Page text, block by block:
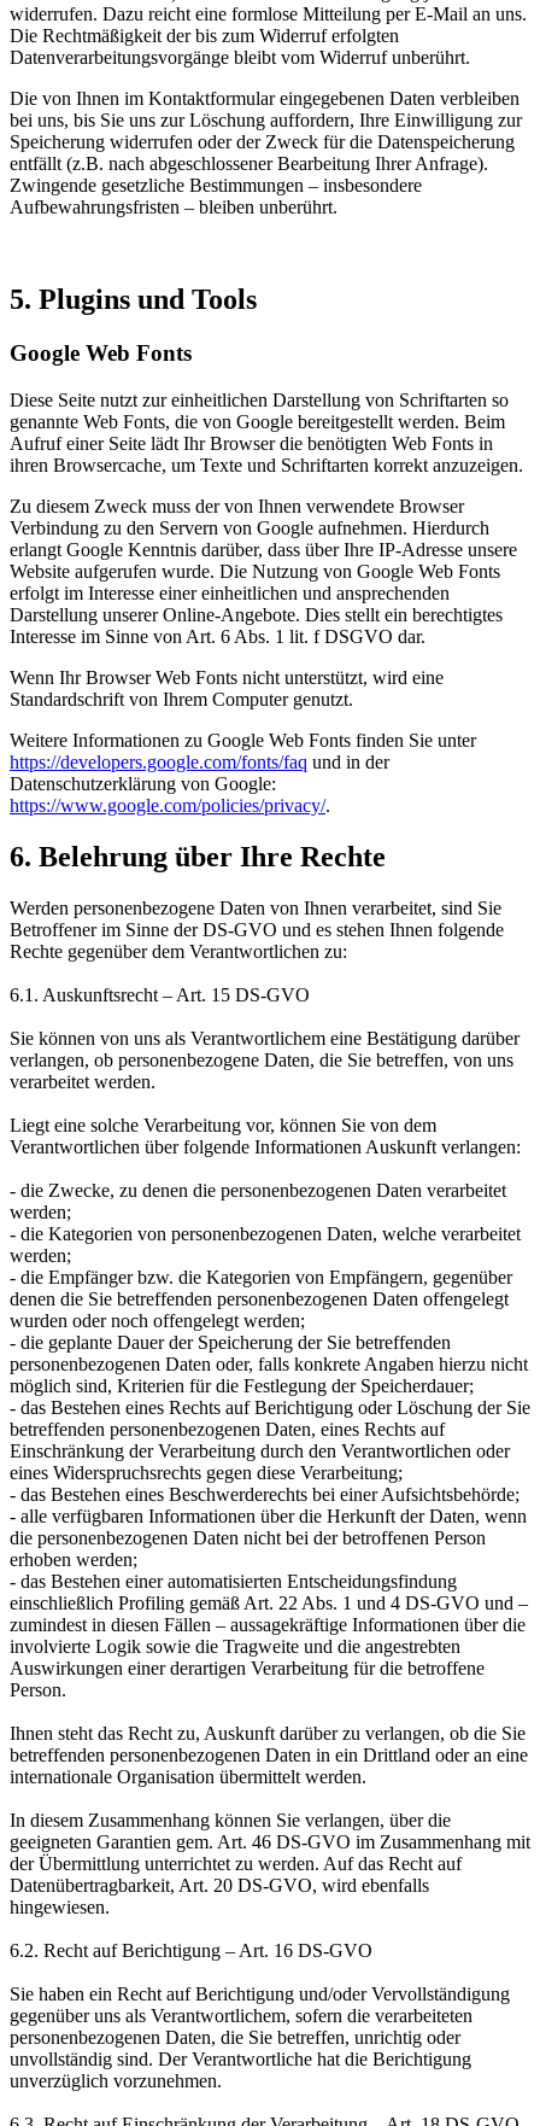
widerrufen. Dazu reicht eine formlose Mitteilung per E-Mail an uns.
Die Rechtmäßigkeit der bis zum Widerruf erfolgten
Datenverarbeitungsvorgänge bleibt vom Widerruf unberührt.
Die von Ihnen im Kontaktformular eingegebenen Daten verbleiben
bei uns, bis Sie uns zur Löschung auffordern, Ihre Einwilligung zur
Speicherung widerrufen oder der Zweck für die Datenspeicherung
entfällt (z.B. nach abgeschlossener Bearbeitung Ihrer Anfrage).
Zwingende gesetzliche Bestimmungen – insbesondere
Aufbewahrungsfristen – bleiben unberührt.
5. Plugins und Tools
Google Web Fonts
Diese Seite nutzt zur einheitlichen Darstellung von Schriftarten so
genannte Web Fonts, die von Google bereitgestellt werden. Beim
Aufruf einer Seite lädt Ihr Browser die benötigten Web Fonts in
ihren Browsercache, um Texte und Schriftarten korrekt anzuzeigen.
Zu diesem Zweck muss der von Ihnen verwendete Browser
Verbindung zu den Servern von Google aufnehmen. Hierdurch
erlangt Google Kenntnis darüber, dass über Ihre IP-Adresse unsere
Website aufgerufen wurde. Die Nutzung von Google Web Fonts
erfolgt im Interesse einer einheitlichen und ansprechenden
Darstellung unserer Online-Angebote. Dies stellt ein berechtigtes
Interesse im Sinne von Art. 6 Abs. 1 lit. f DSGVO dar.
Wenn Ihr Browser Web Fonts nicht unterstützt, wird eine
Standardschrift von Ihrem Computer genutzt.
Weitere Informationen zu Google Web Fonts finden Sie unter
https://developers.google.com/fonts/faq und in der
Datenschutzerklärung von Google:
https://www.google.com/policies/privacy/.
6. Belehrung über Ihre Rechte
Werden personenbezogene Daten von Ihnen verarbeitet, sind Sie
Betroffener im Sinne der DS-GVO und es stehen Ihnen folgende
Rechte gegenüber dem Verantwortlichen zu:
6.1. Auskunftsrecht – Art. 15 DS-GVO
Sie können von uns als Verantwortlichem eine Bestätigung darüber
verlangen, ob personenbezogene Daten, die Sie betreffen, von uns
verarbeitet werden.
Liegt eine solche Verarbeitung vor, können Sie von dem
Verantwortlichen über folgende Informationen Auskunft verlangen:
- die Zwecke, zu denen die personenbezogenen Daten verarbeitet
werden;
- die Kategorien von personenbezogenen Daten, welche verarbeitet
werden;
- die Empfänger bzw. die Kategorien von Empfängern, gegenüber
denen die Sie betreffenden personenbezogenen Daten offengelegt
wurden oder noch offengelegt werden;
- die geplante Dauer der Speicherung der Sie betreffenden
personenbezogenen Daten oder, falls konkrete Angaben hierzu nicht
möglich sind, Kriterien für die Festlegung der Speicherdauer;
- das Bestehen eines Rechts auf Berichtigung oder Löschung der Sie
betreffenden personenbezogenen Daten, eines Rechts auf
Einschränkung der Verarbeitung durch den Verantwortlichen oder
eines Widerspruchsrechts gegen diese Verarbeitung;
- das Bestehen eines Beschwerderechts bei einer Aufsichtsbehörde;
- alle verfügbaren Informationen über die Herkunft der Daten, wenn
die personenbezogenen Daten nicht bei der betroffenen Person
erhoben werden;
- das Bestehen einer automatisierten Entscheidungsfindung
einschließlich Profiling gemäß Art. 22 Abs. 1 und 4 DS-GVO und –
zumindest in diesen Fällen – aussagekräftige Informationen über die
involvierte Logik sowie die Tragweite und die angestrebten
Auswirkungen einer derartigen Verarbeitung für die betroffene
Person.
Ihnen steht das Recht zu, Auskunft darüber zu verlangen, ob die Sie
betreffenden personenbezogenen Daten in ein Drittland oder an eine
internationale Organisation übermittelt werden.
In diesem Zusammenhang können Sie verlangen, über die
geeigneten Garantien gem. Art. 46 DS-GVO im Zusammenhang mit
der Übermittlung unterrichtet zu werden. Auf das Recht auf
Datenübertragbarkeit, Art. 20 DS-GVO, wird ebenfalls
hingewiesen.
6.2. Recht auf Berichtigung – Art. 16 DS-GVO
Sie haben ein Recht auf Berichtigung und/oder Vervollständigung
gegenüber uns als Verantwortlichem, sofern die verarbeiteten
personenbezogenen Daten, die Sie betreffen, unrichtig oder
unvollständig sind. Der Verantwortliche hat die Berichtigung
unverzüglich vorzunehmen.